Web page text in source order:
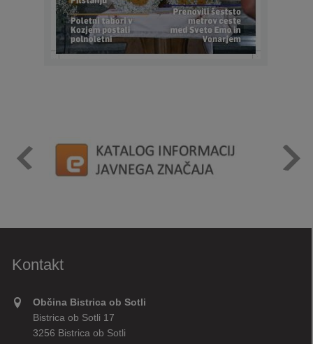
Kontakt
Občina Bistrica ob Sotli
Bistrica ob Sotli 17
3256 Bistrica ob Sotli